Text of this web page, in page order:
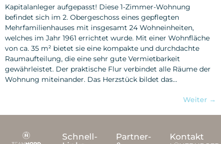
Kapitalanleger aufgepasst! Diese 1-Zimmer-Wohnung
befindet sich im 2. Obergeschoss eines gepflegten
Mehrfamilienhauses mit insgesamt 24 Wohneinheiten,
welches im Jahr 1961 errichtet wurde. Mit einer Wohnfläche
von ca. 35 m² bietet sie eine kompakte und durchdachte
Raumaufteilung, die eine sehr gute Vermietbarkeit
gewährleistet. Der praktische Flur verbindet alle Räume der
Wohnung miteinander. Das Herzstück bildet das…
Weiter →
Schnell-
Partner-
Kontakt